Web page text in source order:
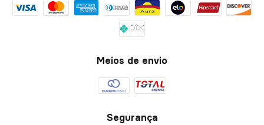
Meios de envio
Segurança